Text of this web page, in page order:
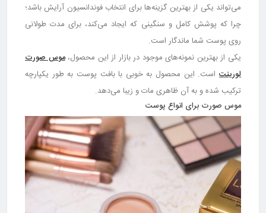
می‌تواند یکی از بهترین گزینه‌ها برای انتخاب فوندانسیون آرایش باشد؛
چرا که پوشش کامل و سنگینی که ایجاد می‌کند، برای مدت طولانی
روی پوست شما ماندگار است.
یکی از بهترین نمونه‌های موجود در بازار از این محصول،موس صورت
لورینت است. این محصول به خوبی با بافت پوست به طور یکپارچه
ترکیب شده و به آن ظاهری مات و زیبا می‌دهد.
موس صورت برای انواع پوست